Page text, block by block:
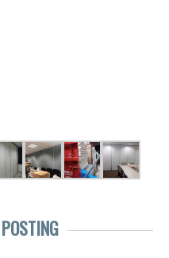
POSTING